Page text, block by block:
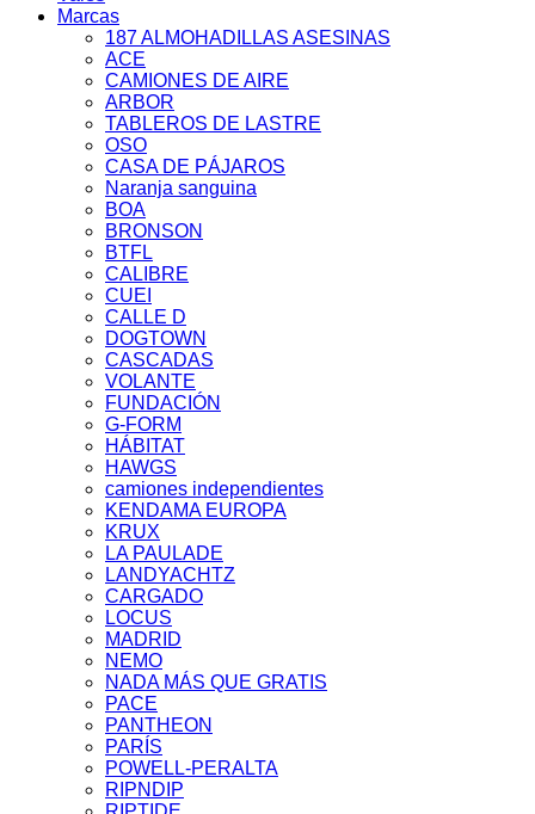
Marcas
187 ALMOHADILLAS ASESINAS
ACE
CAMIONES DE AIRE
ARBOR
TABLEROS DE LASTRE
OSO
CASA DE PÁJAROS
Naranja sanguina
BOA
BRONSON
BTFL
CALIBRE
CUEI
CALLE D
DOGTOWN
CASCADAS
VOLANTE
FUNDACIÓN
G-FORM
HÁBITAT
HAWGS
camiones independientes
KENDAMA EUROPA
KRUX
LA PAULADE
LANDYACHTZ
CARGADO
LOCUS
MADRID
NEMO
NADA MÁS QUE GRATIS
PACE
PANTHEON
PARÍS
POWELL-PERALTA
RIPNDIP